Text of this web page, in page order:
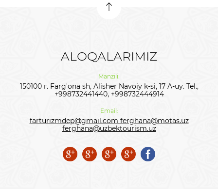
ALOQALARIMIZ
Manzili:
150100 г. Farg'ona sh, Alisher Navoiy k-si, 17 A-uy. Tel.,
+998732441440, +998732444914
Email:
farturizmdep@gmail.com ferghana@motas.uz
ferghana@uzbektourism.uz